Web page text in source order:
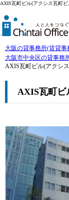
AXIS瓦町ビル(アクシス瓦町
大阪の貸事務所(賃貸事
大阪市中央区の貸事務
AXIS瓦町ビル(アクシ
AXIS瓦町ビ